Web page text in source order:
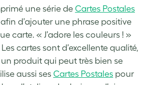
une série de Cartes Postales
d’ajouter une phrase positive
carte. « J’adore les couleurs ! »
cartes sont d’excellente qualité,
produit qui peut très bien se
aussi ses Cartes Postales pour